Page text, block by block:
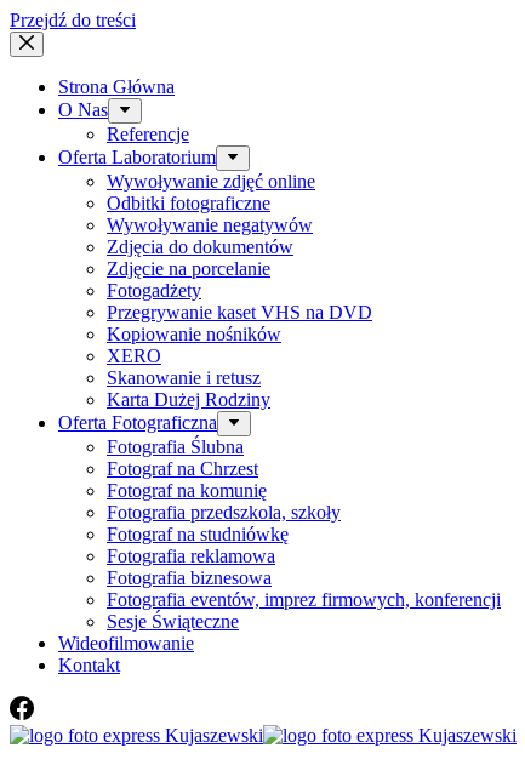
Przejdź do treści
Strona Główna
O Nas
Referencje
Oferta Laboratorium
Wywoływanie zdjęć online
Odbitki fotograficzne
Wywoływanie negatywów
Zdjęcia do dokumentów
Zdjęcie na porcelanie
Fotogadżety
Przegrywanie kaset VHS na DVD
Kopiowanie nośników
XERO
Skanowanie i retusz
Karta Dużej Rodziny
Oferta Fotograficzna
Fotografia Ślubna
Fotograf na Chrzest
Fotograf na komunię
Fotografia przedszkola, szkoły
Fotograf na studniówkę
Fotografia reklamowa
Fotografia biznesowa
Fotografia eventów, imprez firmowych, konferencji
Sesje Świąteczne
Wideofilmowanie
Kontakt